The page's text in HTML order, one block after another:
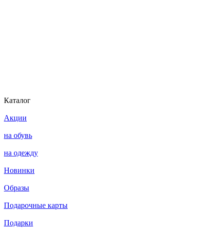
Каталог
Акции
на обувь
на одежду
Новинки
Образы
Подарочные карты
Подарки